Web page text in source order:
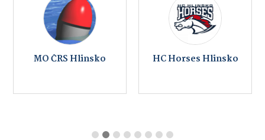
MO ČRS Hlinsko HC Horses Hlinsko